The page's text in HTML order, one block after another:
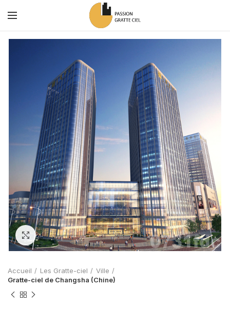
Zoom
Accueil Les Gratte-ciel
Ville
Gratte-ciel de Changsha (Chine)